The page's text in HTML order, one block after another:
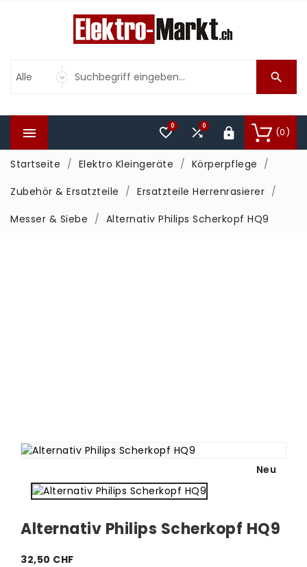

 (0)

0
0
Startseite Elektro Kleingeräte
Körperpflege
Zubehör & Ersatzteile
Ersatzteile Herrenrasierer
Messer & Siebe
Alternativ Philips Scherkopf HQ9
Neu
Alternativ Philips Scherkopf HQ9
32,50 CHF